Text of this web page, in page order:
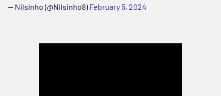
— Nilsinho (@Nilsinho8)February 5, 2024